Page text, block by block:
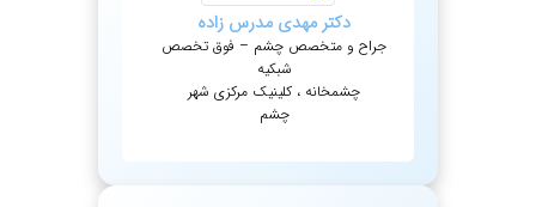
دکترمهدی مدرس زاده
جراح و متخصص چشم – فوق تخصص
شبکیه
چشمخانه ، کلینیک مرکزی شهر
چشم